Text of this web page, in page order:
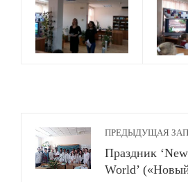
ПРЕДЫДУЩАЯ
Праздник
World’